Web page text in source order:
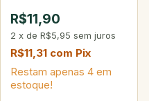
R$11,90
2 x de R$5,95 sem juros
R$11,31 com Pix
Restam apenas 4 em
estoque!